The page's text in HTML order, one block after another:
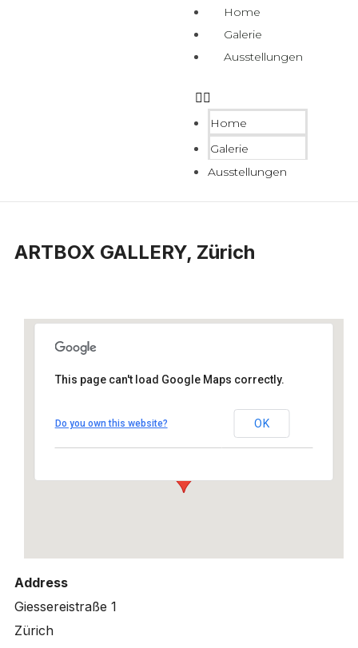
Home
Galerie
Ausstellungen
Home
Galerie
Ausstellungen
ARTBOX GALLERY, Zürich
ARTBOX GALLERY, Zürich
Giessereistraße 1 - Zürich
This page can't load Google Maps correctly.
Do you own this website? OK
Address
Giessereistraße 1
Zürich